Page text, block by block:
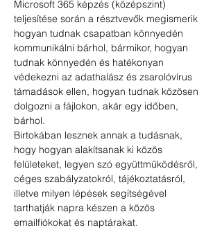
Microsoft 365 képzés (középszint)
teljesítése során a résztvevők megismerik
hogyan tudnak csapatban könnyedén
kommunikálni bárhol, bármikor, hogyan
tudnak könnyedén és hatékonyan
védekezni az adathalász és zsarolóvírus
támadások ellen, hogyan tudnak közösen
dolgozni a fájlokon, akár egy időben,
bárhol.
Birtokában lesznek annak a tudásnak,
hogy hogyan alakítsanak ki közös
felületeket, legyen szó együttműködésről,
céges szabályzatokról, tájékoztatásról,
illetve milyen lépések segítségével
tarthatják napra készen a közös
emailfiókokat és naptárakat.